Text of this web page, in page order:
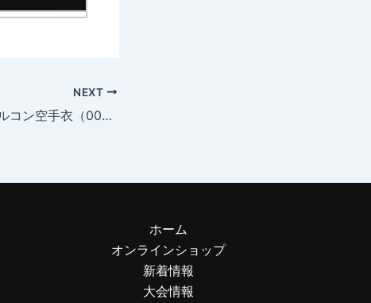
NEXT
K-15 入門用フルコン空手衣（00〜3号）
ホーム
オンラインショップ
新着情報
大会情報